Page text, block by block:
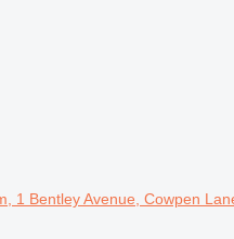
1 Bentley Avenue, Cowpen